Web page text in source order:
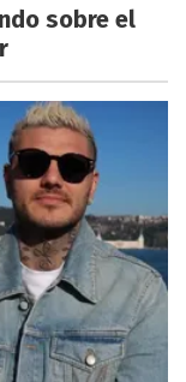
sobre el